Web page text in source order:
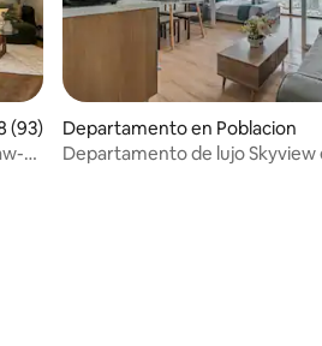
promedio: 4,98 de 5. 93
(93)
Departamento en Poblacion
Departamento de lujo Skyview